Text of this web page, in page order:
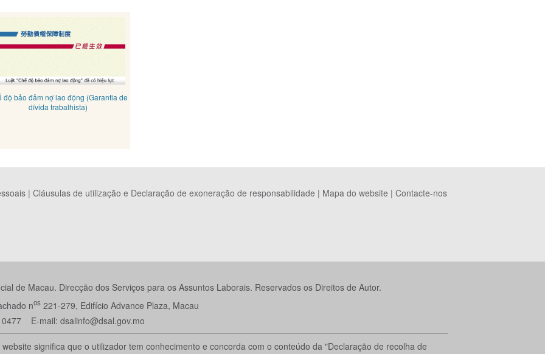
độ bảo đảm nợ lao động (Garantia de
dívida trabalhista)
| Cláusulas de utilização e Declaração de exoneração de responsabilidade | Mapa do website | Contacte-nos
de Macau. Direcção dos Serviços para os Assuntos Laborais. Reservados os Direitos de Autor.
nos 221-279, Edifício Advance Plaza, Macau
E-mail: dsalinfo@dsal.gov.mo
significa que o utilizador tem conhecimento e concorda com o conteúdo da "Declaração de recolha de